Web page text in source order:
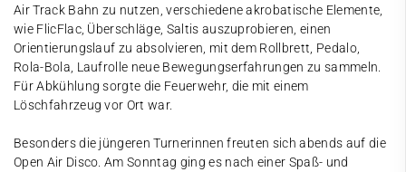
Air Track Bahn zu nutzen, verschiedene akrobatische Elemente,
wie FlicFlac, Überschläge, Saltis auszuprobieren, einen
Orientierungslauf zu absolvieren, mit dem Rollbrett, Pedalo,
Rola-Bola, Laufrolle neue Bewegungserfahrungen zu sammeln.
Für Abkühlung sorgte die Feuerwehr, die mit einem
Löschfahrzeug vor Ort war.
Besonders die jüngeren Turnerinnen freuten sich abends auf die
Open Air Disco. Am Sonntag ging es nach einer Spaß- und